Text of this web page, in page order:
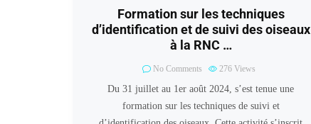
Formation sur les techniques
d’identification et de suivi des oiseaux
à la RNC …
No Comments 276 Views
Du 31 juillet au 1er août 2024, s’est tenue une
formation sur les techniques de suivi et